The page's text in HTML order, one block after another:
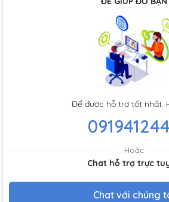
Để được hỗ trợ tốt nhất.
Hoặc
Chat hỗ trợ trực
Chat với chúng